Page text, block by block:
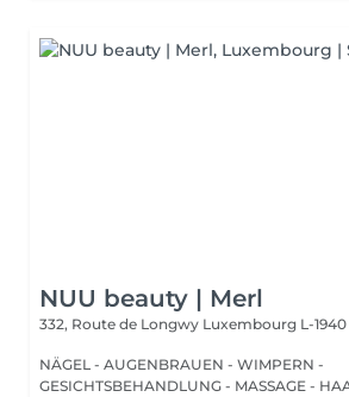
NUU beauty | Merl
332, Route de Longwy Luxembourg L-1940
NÄGEL - AUGENBRAUEN - WIMPERN -
GESICHTSBEHANDLUNG - MASSAGE -